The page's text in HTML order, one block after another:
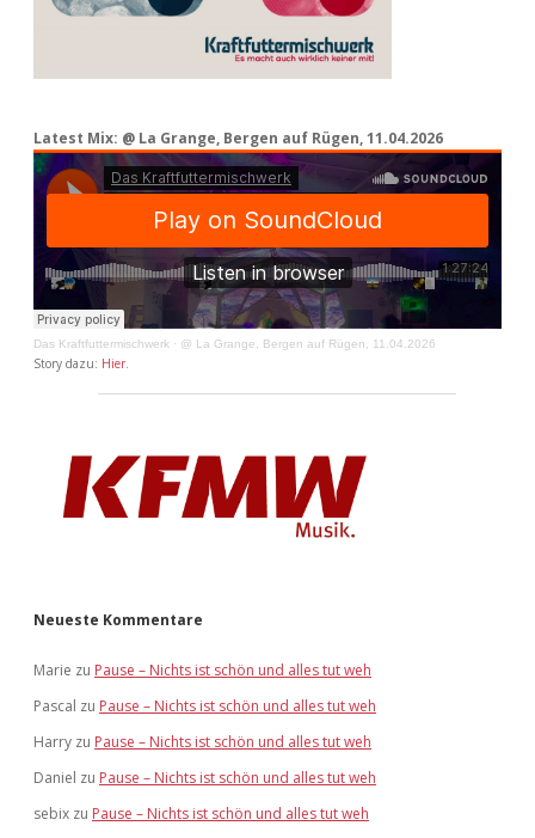
Latest Mix: @ La Grange, Bergen auf Rügen, 11.04.2026
Das Kraftfuttermischwerk · @ La Grange, Bergen auf Rügen, 11.04.2026
Story dazu: Hier
Neueste Kommentare
Marie zu Pause – Nichts ist schön und alles tut weh
Pascal zu Pause – Nichts ist schön und alles tut weh
Harry zu Pause – Nichts ist schön und alles tut weh
Daniel zu Pause – Nichts ist schön und alles tut weh
sebix zu Pause – Nichts ist schön und alles tut weh